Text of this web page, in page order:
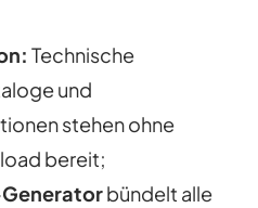
Technische
und
stehen ohne
bereit;
bündelt alle